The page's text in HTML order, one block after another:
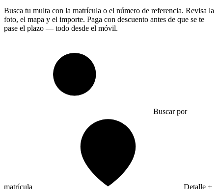
Busca tu multa con la matrícula o el número de referencia. Revisa la
foto, el mapa y el importe. Paga con descuento antes de que se te
pase el plazo — todo desde el móvil.
Buscar por
matrícula Detalle +